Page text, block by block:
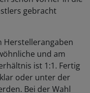
gebracht
Herstellerangaben
und am
ist 1:1. Fertig
oder unter der
Bei der Wahl